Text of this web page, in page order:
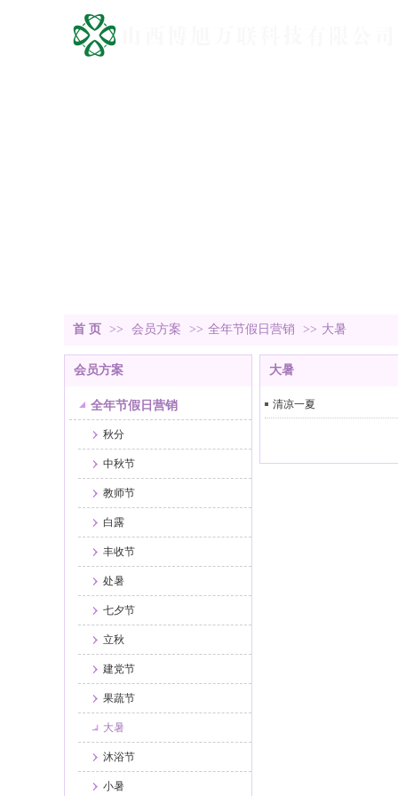
首 页 >> 会员方案 >> 全年节假日营销 >> 大暑
会员方案
全年节假日营销
秋分
中秋节
教师节
白露
丰收节
处暑
七夕节
立秋
建党节
果蔬节
大暑
沐浴节
小暑
大暑
清凉一夏